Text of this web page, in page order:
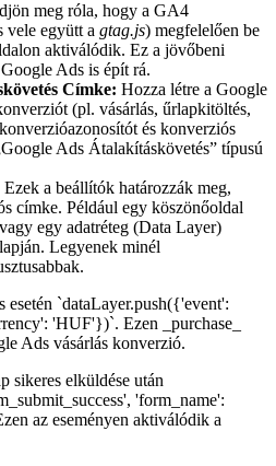
meg róla, hogy a GA4
vele együtt a gtag.js) megfelelően be
aktiválódik. Ez a jövőbeni
Ads is épít rá.
Címke: Hozza létre a Google
(pl. vásárlás, űrlapkitöltés,
és konverziós
Ads Átalakításkövetés” típusú
Ezek a beállítók határozzák meg,
címke. Például egy köszönőoldal
egy adatréteg (Data Layer)
Legyenek minél
esetén `dataLayer.push({'event':
'HUF'})`. Ezen _purchase_
Ads vásárlás konverzió.
sikeres elküldése után
'form_name':
az eseményen aktiválódik a